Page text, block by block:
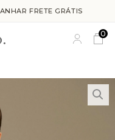
FRETE GRÁTIS
0